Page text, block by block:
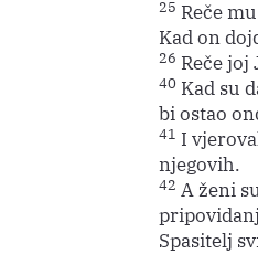
25 Reče
Kad on
26 Reče joj
40Kad su
bi ostao
41 I
njegovih.
42 A ženi
Spasitelj